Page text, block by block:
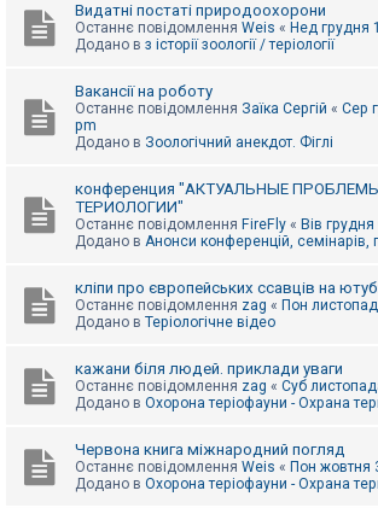
Видатні постаті природоохорони
Останнє повідомлення Weis « Нед грудня
Додано в з історії зоології / теріології
Вакансії на роботу
Останнє повідомлення Заїка Сергій « Сер
pm
Додано в Зоологічний анекдот. Фіглі
конференция "АКТУАЛЬНЫЕ
ТЕРИОЛОГИИ"
Останнє повідомлення FireFly « Вів
Додано в Анонси конференцій, семінарів,
кліпи про європейських ссавців на
Останнє повідомлення zag « Пон
Додано в Теріологічне відео
кажани біля людей. приклади уваги
Останнє повідомлення zag « Суб
Додано в Охорона теріофауни - Охрана
Червона книга міжнародний погляд
Останнє повідомлення Weis « Пон жовтня
Додано в Охорона теріофауни - Охрана